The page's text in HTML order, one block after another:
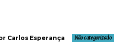
Carlos Esperança Não categorizado